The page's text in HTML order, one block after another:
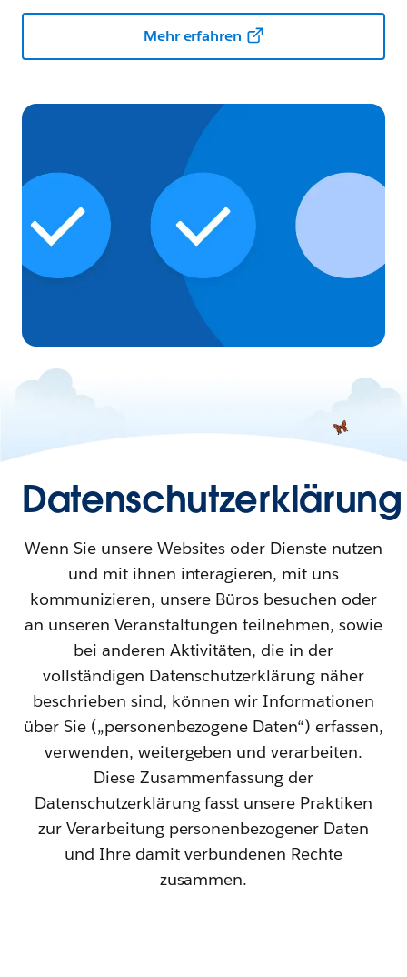
Mehr erfahren
Datenschutzerklärung
Wenn Sie unsere Websites oder Dienste nutzen
und mit ihnen interagieren, mit uns
kommunizieren, unsere Büros besuchen oder
an unseren Veranstaltungen teilnehmen, sowie
bei anderen Aktivitäten, die in der
vollständigen Datenschutzerklärung näher
beschrieben sind, können wir Informationen
über Sie („personenbezogene Daten“) erfassen,
verwenden, weitergeben und verarbeiten.
Diese Zusammenfassung der
Datenschutzerklärung fasst unsere Praktiken
zur Verarbeitung personenbezogener Daten
und Ihre damit verbundenen Rechte
zusammen.